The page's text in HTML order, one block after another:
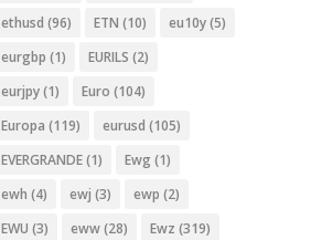
ethusd (96) ETN (10) eu10y(5)
eurgbp (1) EURILS (2)
eurjpy(1) Euro (104)
Europa (119) eurusd (105)
EVERGRANDE(1) Ewg (1)
ewh (4) ewj (3) ewp (2)
EWU (3) eww(28) Ewz (319)